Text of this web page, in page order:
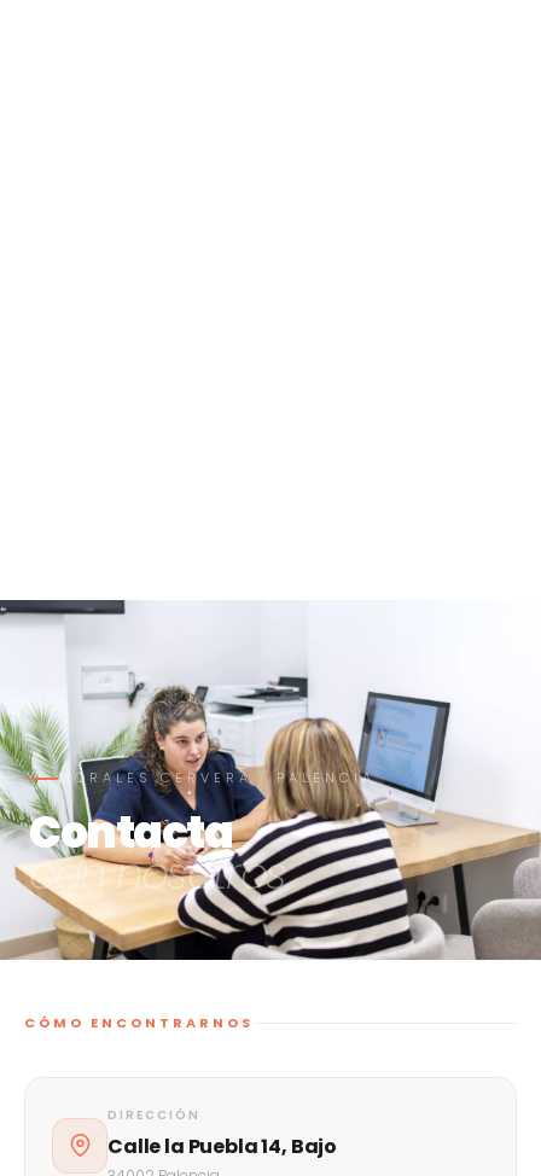
MORALES CERVERA · PALENCIA
Contacta
con nosotros
CÓMO ENCONTRARNOS
DIRECCIÓN
Calle la Puebla 14, Bajo